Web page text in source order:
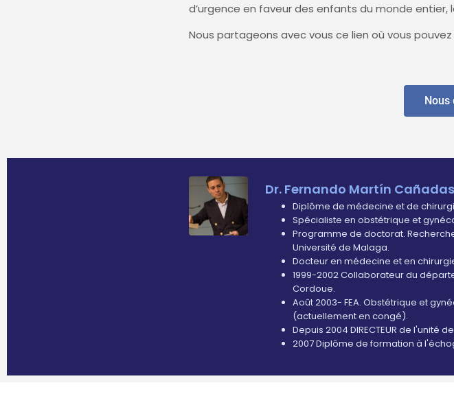
d’urgence en faveur des enfants du monde entier,
Nous partageons avec vous ce lien où vous
Nous
Dr. Fernando Martín Cañadas
Diplôme de médecine et de
Spécialiste en obstétrique et
Programme de doctorat.
Université de Malaga.
Docteur en médecine et en
1999-2002 Collaborateur du
Cordoue.
Août 2003- FEA. Obstétrique et
(actuellement en congé).
Depuis 2004 DIRECTEUR de l'unité
2007 Diplôme de formation à